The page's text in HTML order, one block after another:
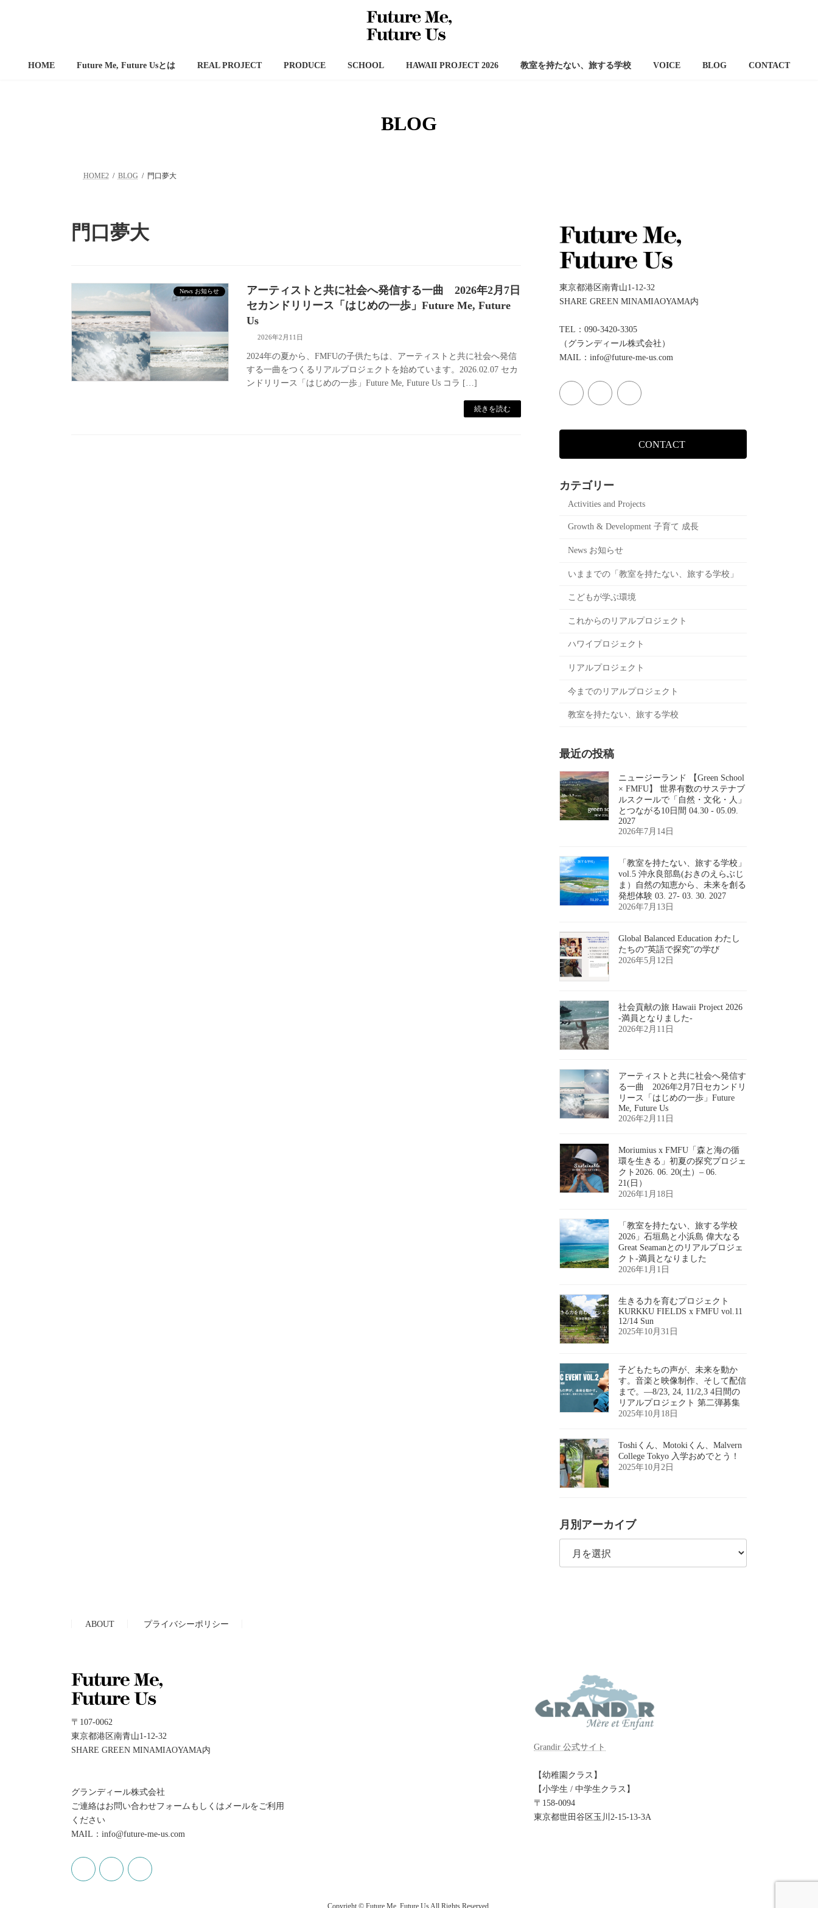
HOME Future Me, Future Usとは REAL PROJECT PRODUCE SCHOOL HAWAII PROJECT 2026 教室を持たない、旅する学校 VOICE BLOG CONTACT
BLOG
HOME2 BLOG 門口夢大
門口夢大
News お知らせ
アーティストと共に社会へ発信する一曲 2026年2月7日
セカンドリリース「はじめの一歩」Future Me, Future
Us
2026年2月11日
2024年の夏から、FMFUの子供たちは、アーティストと共に社会へ発信
する一曲をつくるリアルプロジェクトを始めています。2026.02.07 セカ
ンドリリース「はじめの一歩」Future Me, Future Us コラ […]
続きを読む
東京都港区南青山1-12-32
SHARE GREEN MINAMIAOYAMA内
TEL：090-3420-3305
（グランディール株式会社）
MAIL：info@future-me-us.com
CONTACT
カテゴリー
Activities and Projects
Growth & Development 子育て 成長
News お知らせ
いままでの「教室を持たない、旅する学校」
こどもが学ぶ環境
これからのリアルプロジェクト
ハワイプロジェクト
リアルプロジェクト
今までのリアルプロジェクト
教室を持たない、旅する学校
最近の投稿
ニュージーランド 【Green School
× FMFU】 世界有数のサステナブ
ルスクールで「自然・文化・人」
とつながる10日間 04.30 - 05.09.
2027
2026年7月14日
「教室を持たない、旅する学校」
vol.5 沖永良部島(おきのえらぶじ
ま）自然の知恵から、未来を創る
発想体験 03. 27- 03. 30. 2027
2026年7月13日
Global Balanced Education わたし
たちの”英語で探究”の学び
2026年5月12日
社会貢献の旅 Hawaii Project 2026
-満員となりました-
2026年2月11日
アーティストと共に社会へ発信す
る一曲 2026年2月7日セカンドリ
リース「はじめの一歩」Future
Me, Future Us
2026年2月11日
Moriumius x FMFU「森と海の循
環を生きる」初夏の探究プロジェ
クト2026. 06. 20(土）– 06.
21(日）
2026年1月18日
「教室を持たない、旅する学校
2026」石垣島と小浜島 偉大なる
Great Seamanとのリアルプロジェ
クト-満員となりました
2026年1月1日
生きる力を育むプロジェクト
KURKKU FIELDS x FMFU vol.11
12/14 Sun
2025年10月31日
子どもたちの声が、未来を動か
す。音楽と映像制作、そして配信
まで。―8/23, 24, 11/2,3 4日間の
リアルプロジェクト 第二弾募集
2025年10月18日
Toshiくん、Motokiくん、Malvern
College Tokyo 入学おめでとう！
2025年10月2日
月別アーカイブ
月
ABOUT プライバシーポリシー
〒107-0062
東京都港区南青山1-12-32
SHARE GREEN MINAMIAOYAMA内
グランディール株式会社
ご連絡はお問い合わせフォームもしくはメールをご利用
ください
MAIL：info@future-me-us.com
Grandir 公式サイト
【幼稚園クラス】
【小学生 / 中学生クラス】
〒158-0094
東京都世田谷区玉川2-15-13-3A
Copyright © Future Me, Future Us All Rights Reserved.